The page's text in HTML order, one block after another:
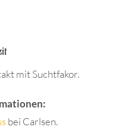
mit Suchtfakor.
bei Carlsen.